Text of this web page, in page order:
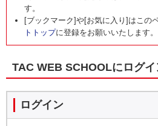
す。
[ブックマーク]や[お気に入り]はこの
トトップに登録をお願いいたします。
TAC WEB SCHOOLにログイ
ログイン